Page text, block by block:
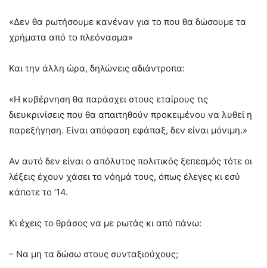
«Δεν θα ρωτήσουμε κανέναν για το που θα δώσουμε τα
χρήματα από το πλεόνασμα»
Και την άλλη ώρα, δηλώνεις αδιάντροπα:
«Η κυβέρνηση θα παράσχει στους εταίρους τις
διευκρινίσεις που θα απαιτηθούν προκειμένου να λυθεί η
παρεξήγηση. Είναι απόφαση εφάπαξ, δεν είναι μόνιμη.»
Αν αυτό δεν είναι ο απόλυτος πολιτικός ξεπεσμός τότε οι
λέξεις έχουν χάσει το νόημά τους, όπως έλεγες κι εσύ
κάποτε το ’14.
Κι έχεις το θράσος να με ρωτάς κι από πάνω:
– Να μη τα δώσω στους συνταξιούχους;